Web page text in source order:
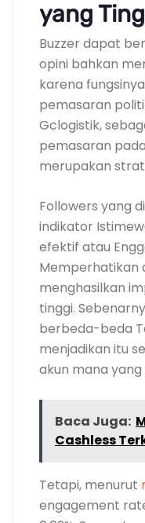
yang
Buzzer dapat
opini bahkan
karena
pemasaran
Gclogistik,
pemasaran
merupakan
Followers yang
indikator
efektif atau
Memperhatikan
menghasilkan
tinggi.
berbeda-beda
menjadikan itu
akun mana
Baca Juga:
Cashless
Tetapi, menurut
engagement